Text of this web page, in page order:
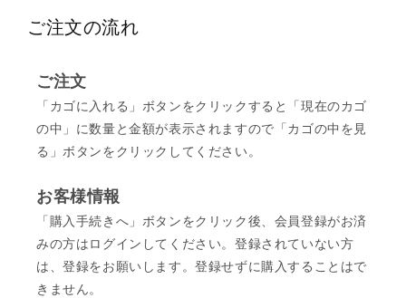
ご注文の流れ
ご注文
「カゴに入れる」ボタンをクリックすると「現在のカゴ
の中」に数量と金額が表示されますので「カゴの中を見
る」ボタンをクリックしてください。
お客様情報
「購入手続きへ」ボタンをクリック後、会員登録がお済
みの方はログインしてください。登録されていない方
は、登録をお願いします。登録せずに購入することはで
きません。